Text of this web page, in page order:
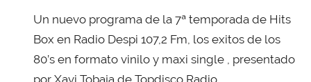
r
X
a
v
Un nuevo programa de la 7ª temporada de Hits
Box en Radio Despi 107,2 Fm, los exitos de los
80’s en formato vinilo y maxi single , presentado
por Xavi Tobaja de Topdisco Radio.